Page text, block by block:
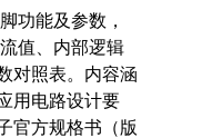
功能及参数，
值、内部逻辑
对照表。内容涵
用电路设计要
官方规格书（版